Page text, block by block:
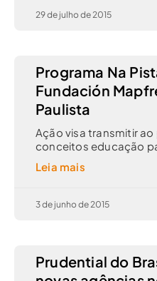
29 de julho de 2015
Programa Na
Fundación
Paulista
Ação visa transmitir
conceitos educação
Leia mais
3 de junho de 2015
Prudential do